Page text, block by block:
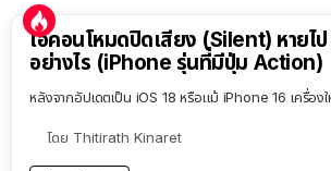
ไอคอนโหมดปิดเสียง (Silent) หายไ
อย่างไร (iPhone รุ่นที่มีปุ่ม Action)
หลังจากอัปเดตเป็น iOS 18 หรือแม้ iPhone 16 เครื่อง
โดย Thitirath Kinaret